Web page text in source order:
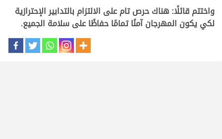
واختتم قائلًا: هناك حرص تام على الالتزام بالتدابير الإحترازية
لكي يكون المهرجان آمنًا تمامًا حفاظًا على سلامة الجميع.